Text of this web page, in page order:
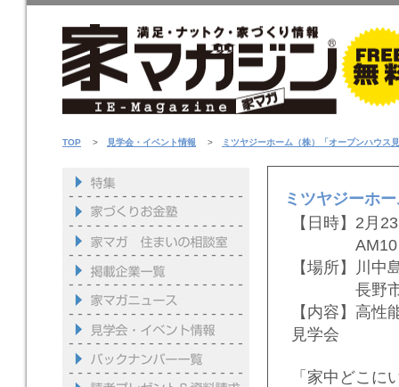
TOP > 見学会・イベント情報 > ミツヤジーホーム（株）「オープンハウス
ミツヤジーホ
【日時】2月
AM10：
【場所】川
長野市川
【内容】高
見学会
「家中どこ